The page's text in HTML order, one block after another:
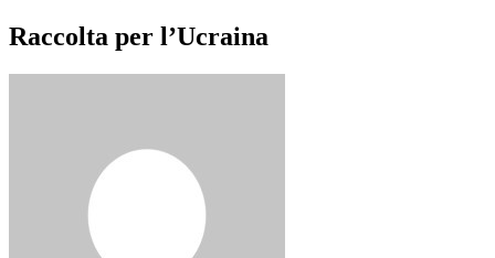
Raccolta per l’Ucraina